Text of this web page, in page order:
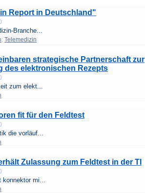
Report in Deutschland"
Branche...
; Telemedizin
strategische Partnerschaft zur
des elektronischen Rezepts
zum elekt...
fit für den Feldtest
die vorläuf...
Zulassung zum Feldtest in der TI
konnektor mi...